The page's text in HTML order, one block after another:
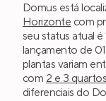
Domus está
Horizonte com
seu status atual
lançamento de
plantas variam
com 2 e 3 quartos
diferenciais do